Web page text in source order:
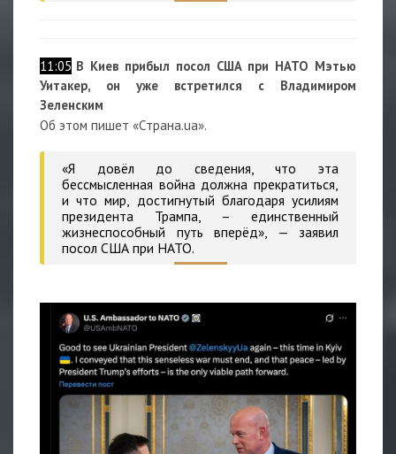
11:05 В Киев прибыл посол США при НАТО Мэтью
Уитакер, он уже встретился с Владимиром
Зеленским
Об этом пишет «Страна.ua».
«Я довёл до сведения, что эта
бессмысленная война должна прекратиться,
и что мир, достигнутый благодаря усилиям
президента Трампа, – единственный
жизнеспособный путь вперёд», — заявил
посол США при НАТО.